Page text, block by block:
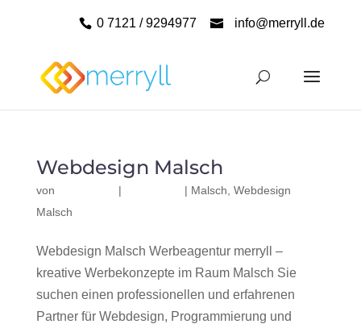
0 7121 / 9294977 info@merryll.de
Webdesign Malsch
von | | Malsch Webdesign
Malsch
Webdesign Malsch Werbeagentur merryll –
kreative Werbekonzepte im Raum Malsch Sie
suchen einen professionellen und erfahrenen
Partner für Webdesign, Programmierung und